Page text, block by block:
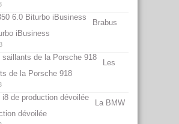
Brabus
iBusiness
Les
de la Porsche 918
La BMW
dévoilée